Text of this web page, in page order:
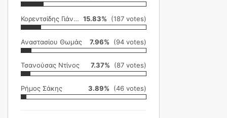
Κορεντσίδης Γιάννης 15.83% (187 votes)
Αναστασίου Θωμάς 7.96% (94 votes)
Τσανούσας Ντίνος 7.37% (87 votes)
Ρήμος Σάκης 3.89% (46 votes)